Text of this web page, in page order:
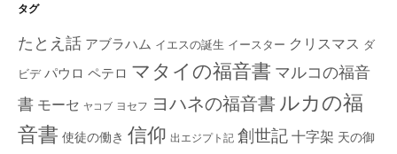
タグ
たとえ話 アブラハム イエスの誕生 イースター クリスマス ダ
ビデ パウロ ペテロ マタイの福音書 マルコの福音
書 モーセ ヤコブ ヨセフ ヨハネの福音書 ルカの福
音書 使徒の働き 信仰 出エジプト記 創世記 十字架 天の御